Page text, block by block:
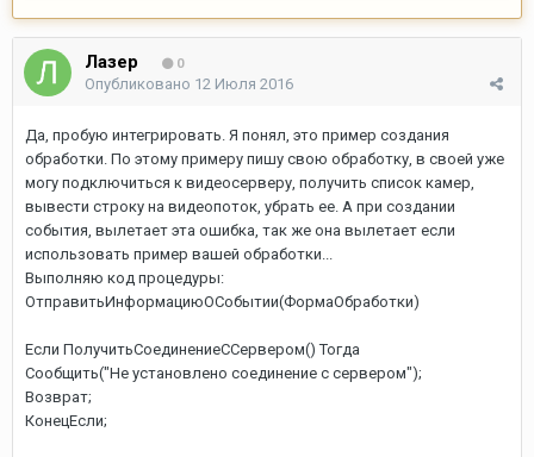
Лазер 0
Опубликовано 12 Июля 2016
Да, пробую интегрировать. Я понял, это пример создания
обработки. По этому примеру пишу свою обработку, в своей уже
могу подключиться к видеосерверу, получить список камер,
вывести строку на видеопоток, убрать ее. А при создании
события, вылетает эта ошибка, так же она вылетает если
использовать пример вашей обработки...
Выполняю код процедуры:
ОтправитьИнформациюОСобытии(ФормаОбработки)
Если ПолучитьСоединениеССервером() Тогда
Сообщить("Не установлено соединение с сервером");
Возврат;
КонецЕсли;